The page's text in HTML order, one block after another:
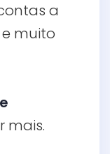
a
muito
mais.